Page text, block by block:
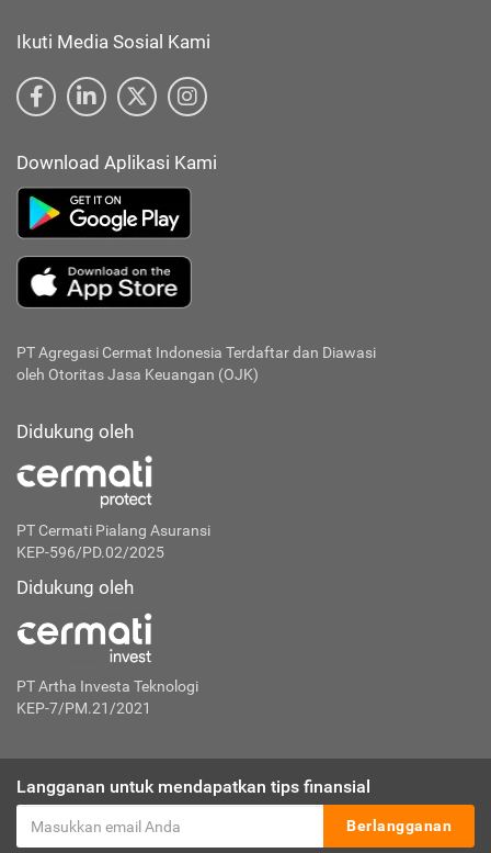
Ikuti Media Sosial Kami
Download Aplikasi Kami
PT Agregasi Cermat Indonesia Terdaftar dan Diawasi
oleh Otoritas Jasa Keuangan (OJK)
Didukung oleh
PT Cermati Pialang Asuransi
KEP-596/PD.02/2025
Didukung oleh
PT Artha Investa Teknologi
KEP-7/PM.21/2021
Langganan untuk mendapatkan tips finansial
Berlangganan